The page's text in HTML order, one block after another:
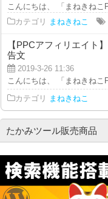
こんにちは、 「まねきね
カテゴリ
まねきねこ
【PPCアフィリエイト
告文
2019-3-26 11:36
こんにちは、 「まねきね
カテゴリ まねきねこ
たかみツール販売商品